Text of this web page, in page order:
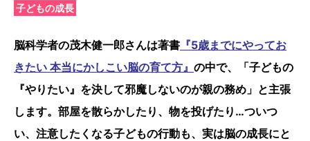
子どもの成長
脳科学者の茂木健一郎さんは著書 『5歳までにやってお
きたい 本当にかしこい脳の育て方』 の中で、
「子どもの
『やりたい』を決して邪魔しないのが親の務め」と主張
します。 部屋を散らかしたり、物を投げたり…ついつ
い、注意したくなる子どもの行動も、実は脳の成長にと